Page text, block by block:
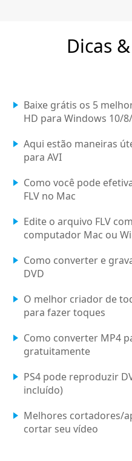
Dicas
Baixe grátis os 5
HD para Windows 10/
Aqui estão maneiras
para AVI
Como você pode
FLV no Mac
Edite o arquivo FLV
computador Mac ou
Como converter e
DVD
O melhor criador de
para fazer toques
Como converter MP4
gratuitamente
PS4 pode reproduzir
incluído)
Melhores cortadores/
cortar seu vídeo